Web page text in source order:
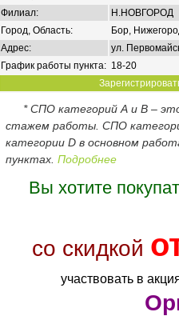
Филиал:
Н.НОВГОРОД
Город, Область:
Бор,
Адрес:
ул.
График работы пункта: 18-20
* СПО категорий А и В –
стажем работы. СПО
категории D в основном
пунктах. Подробнее
Вы хотите
со скидкой
участвовать в